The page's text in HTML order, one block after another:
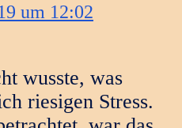
um 12:02
wusste, was
riesigen Stress.